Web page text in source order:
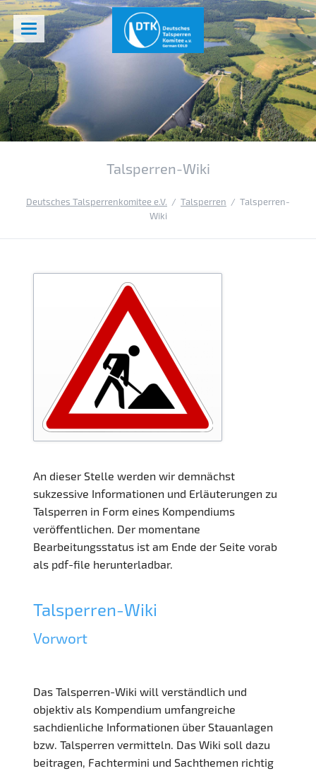
Talsperren-Wiki
Deutsches Talsperrenkomitee e.V. Talsperren
Talsperren-
Wiki
An dieser Stelle werden wir demnächst
sukzessive Informationen und Erläuterungen zu
Talsperren in Form eines Kompendiums
veröffentlichen. Der momentane
Bearbeitungsstatus ist am Ende der Seite vorab
als pdf-file herunterladbar.
Talsperren-Wiki
Vorwort
Das Talsperren-Wiki will verständlich und
objektiv als Kompendium umfangreiche
sachdienliche Informationen über Stauanlagen
bzw. Talsperren vermitteln. Das Wiki soll dazu
beitragen, Fachtermini und Sachthemen richtig